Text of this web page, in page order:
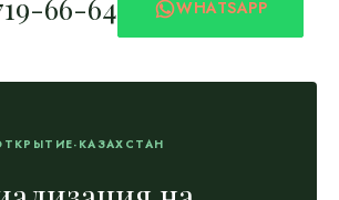
66-64 WHATSAPP
КАЗАХСТАН